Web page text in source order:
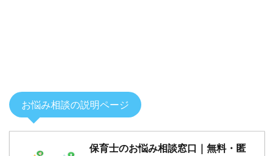
お悩み相談の説明ページ
保育士のお悩み相談窓口｜無料・匿